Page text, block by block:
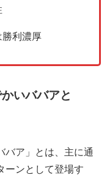
勝利濃厚
いババアと
バア」とは、主に通
ーンとして登場す